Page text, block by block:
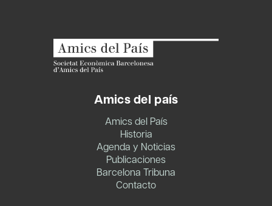
Amics del país
Amics del País
Historia
Agenda y Noticias
Publicaciones
Barcelona Tribuna
Contacto